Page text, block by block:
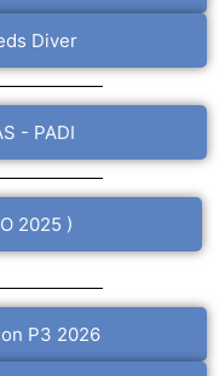
Diver
- PADI
2025 )
P3 2026